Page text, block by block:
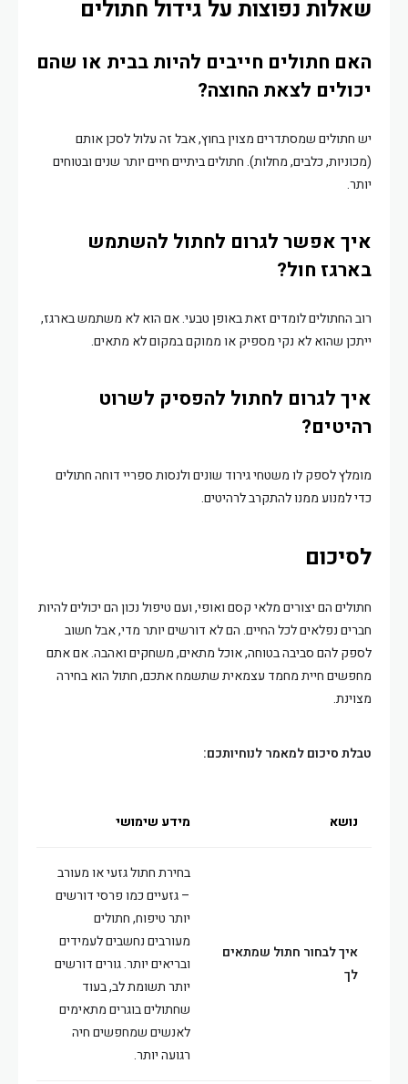
שאלות נפוצות על גידול חתולים
האם חתולים חייבים להיות בבית או שהם
יכולים לצאת החוצה?
יש חתולים שמסתדרים מצוין בחוץ, אבל זה עלול לסכן אותם
(מכוניות, כלבים, מחלות). חתולים ביתיים חיים יותר שנים ובטוחים
יותר.
איך אפשר לגרום לחתול להשתמש
בארגז חול?
רוב החתולים לומדים זאת באופן טבעי. אם הוא לא משתמש בארגז,
ייתכן שהוא לא נקי מספיק או ממוקם במקום לא מתאים.
איך לגרום לחתול להפסיק לשרוט
רהיטים?
מומלץ לספק לו משטחי גירוד שונים ולנסות ספריי דוחה חתולים
כדי למנוע ממנו להתקרב לרהיטים.
לסיכום
חתולים הם יצורים מלאי קסם ואופי, ועם טיפול נכון הם יכולים להיות
חברים נפלאים לכל החיים. הם לא דורשים יותר מדי, אבל חשוב
לספק להם סביבה בטוחה, אוכל מתאים, משחקים ואהבה. אם אתם
מחפשים חיית מחמד עצמאית שתשמח אתכם, חתול הוא בחירה
מצוינת.
טבלת סיכום למאמר לנוחיותכם:
נושא מידע שימושי
איך לבחור חתול שמתאים
לך
בחירת חתול גזעי או מעורב
– גזעיים כמו פרסי דורשים
יותר טיפוח, חתולים
מעורבים נחשבים לעמידים
ובריאים יותר. גורים דורשים
יותר תשומת לב, בעוד
שחתולים בוגרים מתאימים
לאנשים שמחפשים חיה
רגועה יותר.